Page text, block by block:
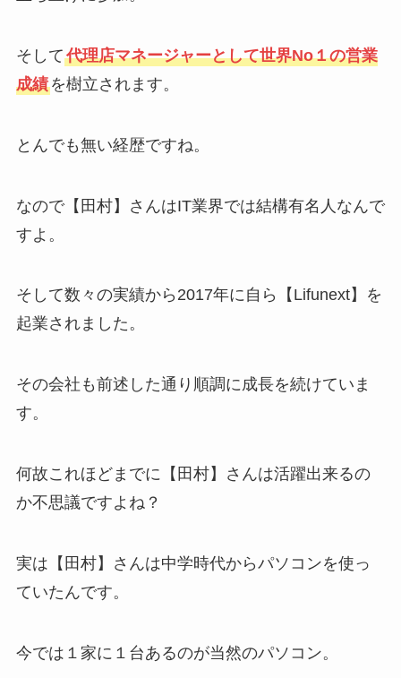
そして代理店マネージャーとして世界No１の営業
成績を樹立されます。
とんでも無い経歴ですね。
なので【田村】さんはIT業界では結構有名人なんで
すよ。
そして数々の実績から2017年に自ら【Lifunext】を
起業されました。
その会社も前述した通り順調に成長を続けていま
す。
何故これほどまでに【田村】さんは活躍出来るの
か不思議ですよね？
実は【田村】さんは中学時代からパソコンを使っ
ていたんです。
今では１家に１台あるのが当然のパソコン。